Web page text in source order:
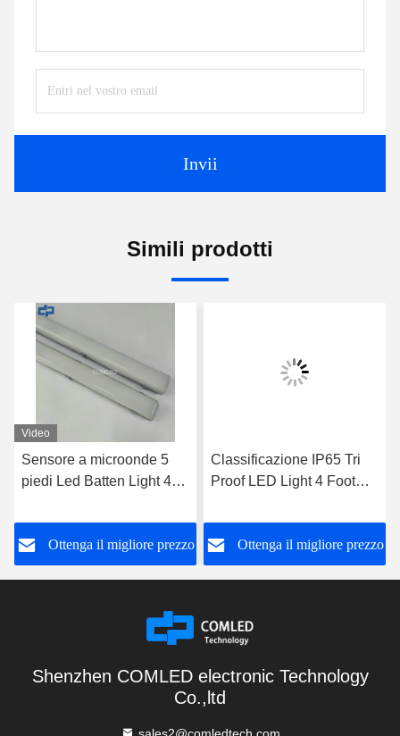
Invii
Simili prodotti
Video
Sensore a microonde 5
piedi Led Batten Light 44
Light
Ottenga il migliore prezzo
Classificazione IP65 Tri
Proof LED Light 4 Foot
LED Batten
Ottenga il migliore prezzo
Shenzhen COMLED electronic Technology
Co.,ltd
sales2@comledtech.com